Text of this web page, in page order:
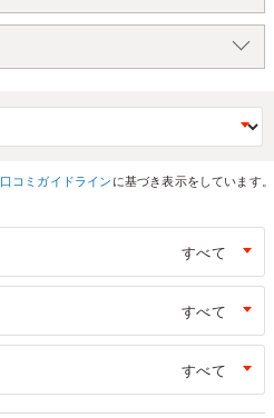
口コミガイドライン に基づき表示をしています。